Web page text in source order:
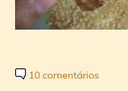
10 comentários